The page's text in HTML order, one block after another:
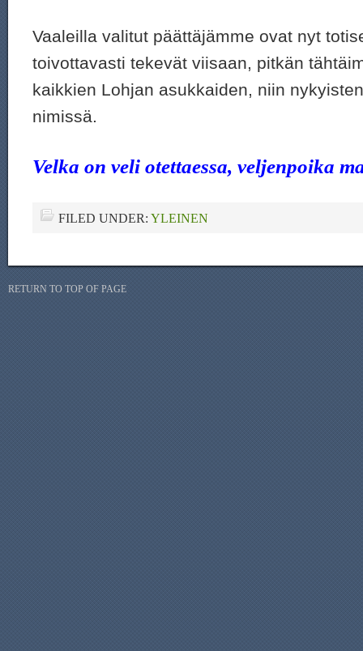
Vaaleilla valitut päättäjämme ovat nyt
toivottavasti tekevät viisaan, pitkän
kaikkien Lohjan asukkaiden, niin
nimissä.
Velka on veli otettaessa, veljenpoika
FILED UNDER: YLEINEN
RETURN TO TOP OF PAGE